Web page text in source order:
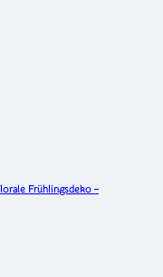
Frühlingsdeko –